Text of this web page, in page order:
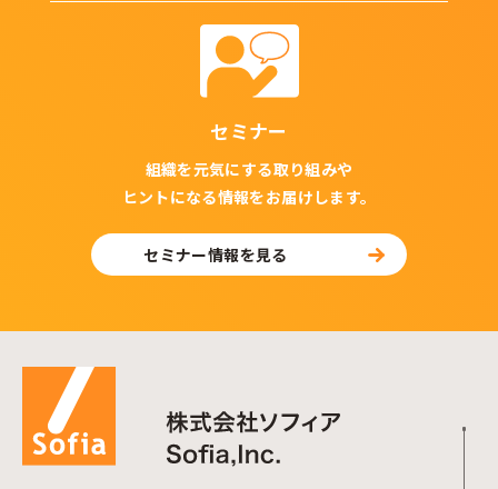
セミナー
組織を元気にする取り組みや
ヒントになる情報をお届けします。
セミナー情報を見る